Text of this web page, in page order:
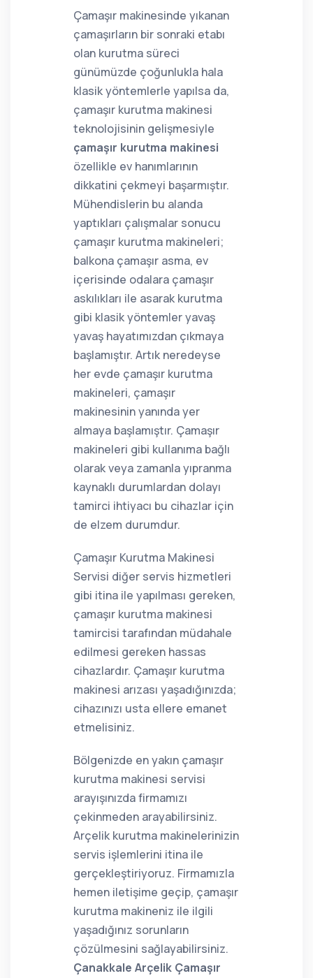
Çamaşır makinesinde yıkanan
çamaşırların bir sonraki etabı
olan kurutma süreci
günümüzde çoğunlukla hala
klasik yöntemlerle yapılsa da,
çamaşır kurutma makinesi
teknolojisinin gelişmesiyle
çamaşır kurutma makinesi
özellikle ev hanımlarının
dikkatini çekmeyi başarmıştır.
Mühendislerin bu alanda
yaptıkları çalışmalar sonucu
çamaşır kurutma makineleri;
balkona çamaşır asma, ev
içerisinde odalara çamaşır
askılıkları ile asarak kurutma
gibi klasik yöntemler yavaş
yavaş hayatımızdan çıkmaya
başlamıştır. Artık neredeyse
her evde çamaşır kurutma
makineleri, çamaşır
makinesinin yanında yer
almaya başlamıştır. Çamaşır
makineleri gibi kullanıma bağlı
olarak veya zamanla yıpranma
kaynaklı durumlardan dolayı
tamirci ihtiyacı bu cihazlar için
de elzem durumdur.
Çamaşır Kurutma Makinesi
Servisi diğer servis hizmetleri
gibi itina ile yapılması gereken,
çamaşır kurutma makinesi
tamircisi tarafından müdahale
edilmesi gereken hassas
cihazlardır. Çamaşır kurutma
makinesi arızası yaşadığınızda;
cihazınızı usta ellere emanet
etmelisiniz.
Bölgenizde en yakın çamaşır
kurutma makinesi servisi
arayışınızda firmamızı
çekinmeden arayabilirsiniz.
Arçelik kurutma makinelerinizin
servis işlemlerini itina ile
gerçekleştiriyoruz. Firmamızla
hemen iletişime geçip, çamaşır
kurutma makineniz ile ilgili
yaşadığınız sorunların
çözülmesini sağlayabilirsiniz.
Çanakkale Arçelik Çamaşır